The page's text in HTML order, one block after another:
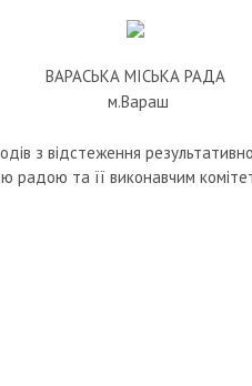
ВАРАСЬКА МІСЬКА РАДА
м.Вараш
з відстеження
радою та її виконавчим